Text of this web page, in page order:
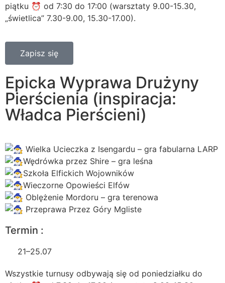
piątku ⏰ od 7:30 do 17:00 (warsztaty 9.00-15.30,
„świetlica” 7.30-9.00, 15.30-17.00).
Zapisz się
Epicka Wyprawa Drużyny
Pierścienia (inspiracja:
Władca Pierścieni)
Wielka Ucieczka z Isengardu – gra fabularna LARP
Wędrówka przez Shire – gra leśna
Szkoła Elfickich Wojowników
Wieczorne Opowieści Elfów
Oblężenie Mordoru – gra terenowa
Przeprawa Przez Góry Mgliste
Termin :
21–25.07
Wszystkie turnusy odbywają się od poniedziałku do